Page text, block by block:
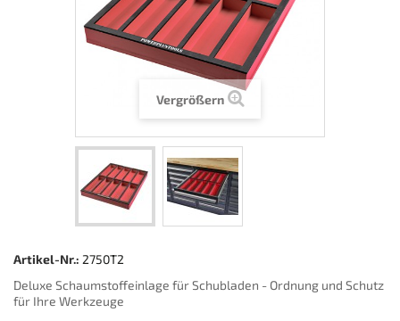
Vergrößern
Artikel-Nr.: 2750T2
Deluxe Schaumstoffeinlage für Schubladen - Ordnung und Schutz
für Ihre Werkzeuge